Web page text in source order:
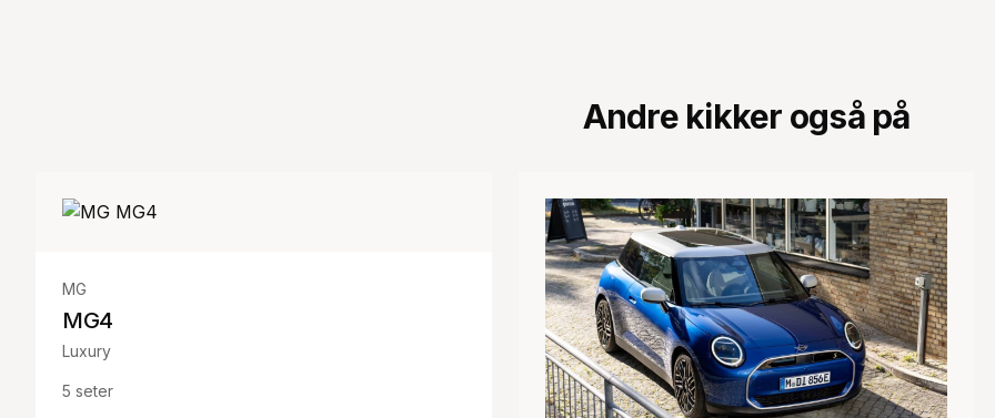
Andre kikker også på
MG
MG4
Luxury
5 seter